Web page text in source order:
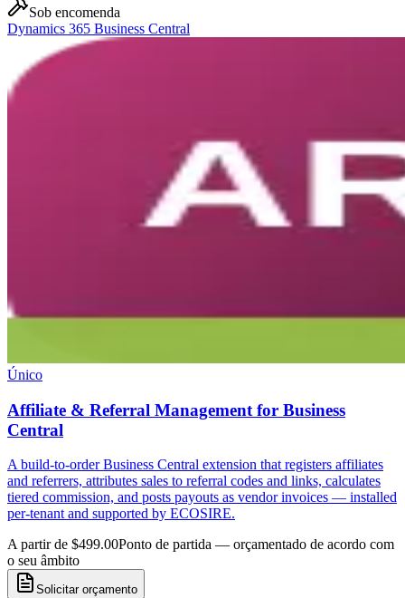
Sob encomenda
Dynamics 365 Business Central
Único
Affiliate & Referral Management for Business
Central
A build-to-order Business Central extension that registers affiliates
and referrers, attributes sales to referral codes and links, calculates
tiered commission, and posts payouts as vendor invoices — installed
per-tenant and supported by ECOSIRE.
A partir de $499.00Ponto de partida — orçamentado de acordo com
o seu âmbito
Solicitar orçamento